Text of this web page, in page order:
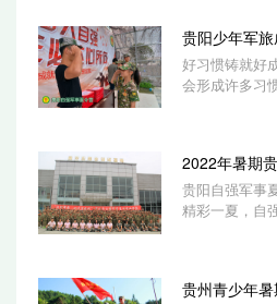
贵阳少年军
好习惯铸就好
会形成许多习
贵阳自强军事
精彩一夏，自
贵州青少年